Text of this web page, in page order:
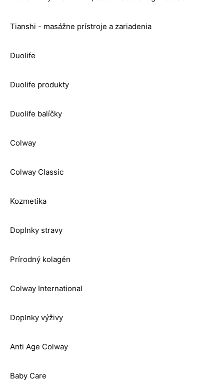
Tianshi - masážne prístroje a zariadenia
Duolife
Duolife produkty
Duolife balíčky
Colway
Colway Classic
Kozmetika
Doplnky stravy
Prírodný kolagén
Colway International
Doplnky výživy
Anti Age Colway
Baby Care